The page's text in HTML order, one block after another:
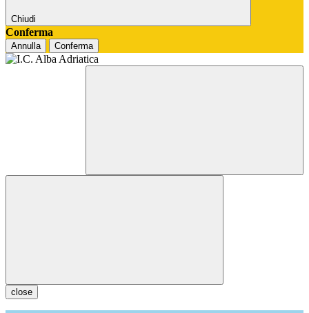
Chiudi
Conferma
Annulla Conferma
close